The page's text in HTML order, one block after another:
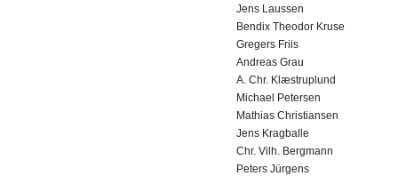
Jens Laussen
Bendix Theodor Kruse
Gregers Friis
Andreas Grau
A. Chr. Klæstruplund
Michael Petersen
Mathias Christiansen
Jens Kragballe
Chr. Vilh. Bergmann
Peters Jürgens